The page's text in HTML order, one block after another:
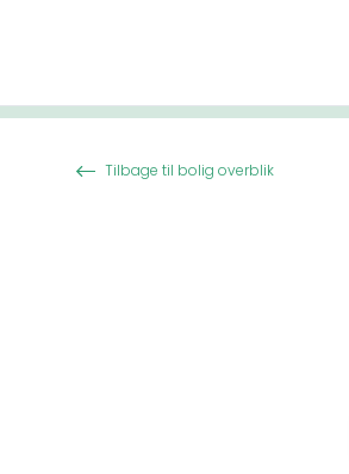
Tilbage til bolig overblik